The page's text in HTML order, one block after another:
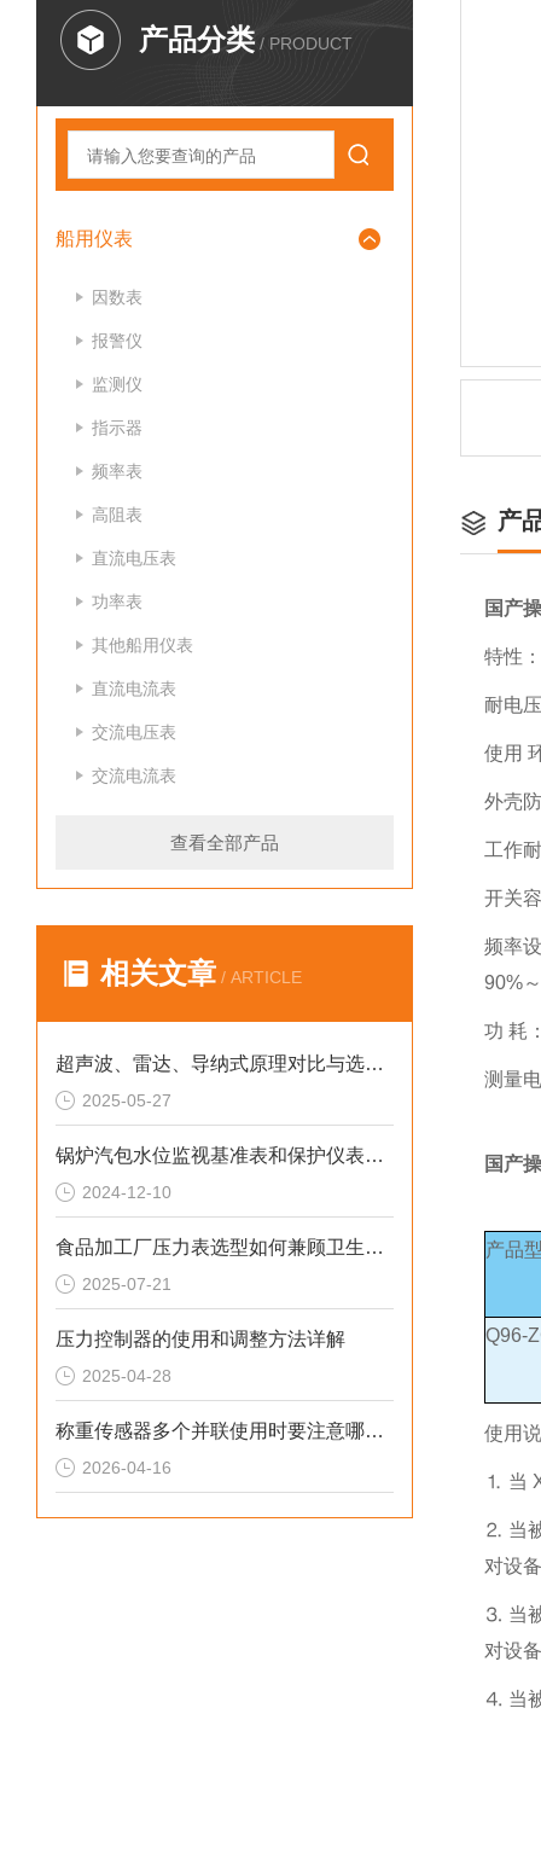
产品分类 / PRODUCT
船用仪表
因数表
报警仪
监测仪
指示器
频率表
高阻表
直流电压表
功率表
其他船用仪表
直流电流表
交流电压表
交流电流表
查看全部产品
相关文章 / ARTICLE
超声波、雷达、导纳式原理对比与选型指南
2025-05-27
锅炉汽包水位监视基准表和保护仪表选型
2024-12-10
食品加工厂压力表选型如何兼顾卫生与耐腐蚀性
2025-07-21
压力控制器的使用和调整方法详解
2025-04-28
称重传感器多个并联使用时要注意哪些？
2026-04-16
产
国产
特性
耐电
使用
外壳
工作
开关
频率
90%
功 耗
测量
国产
产品
Q96-
使用
⒈ 当
⒉ 当
对设
⒊ 当
对设
⒋ 当